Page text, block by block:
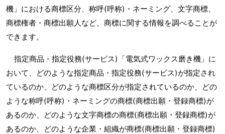
機」における商標区分、称呼(呼称)・ネーミング、文字商標、
商標権者・商標出願人など、商標に関する情報を調べることが
できます。
指定商品・指定役務(サービス)「電気式ワックス磨き機」に
おいて、どのような指定商品・指定役務(サービス)が指定され
ているのか、どのような商標区分が指定されているのか、どの
ような称呼(呼称)・ネーミングの商標(商標出願・登録商標)が
あるのか、どのような文字商標の商標(商標出願・登録商標)が
あるのか、どのような企業・組織が商標(商標出願・登録商標)